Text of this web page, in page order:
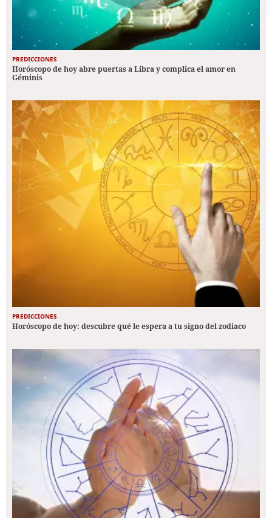
PREDICCIONES
Horóscopo de hoy abre puertas a Libra y complica el amor en
Géminis
PREDICCIONES
Horóscopo de hoy: descubre qué le espera a tu signo del zodiaco